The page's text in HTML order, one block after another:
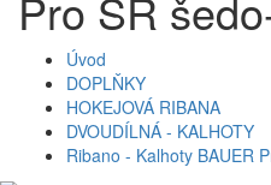
Úvod
DOPLŇKY
HOKEJOVÁ RIBANA
DVOUDÍLNÁ - KALHOTY
Ribano - Kalhoty BAUER